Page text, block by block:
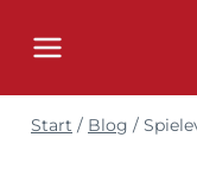
Inhalt
Start / Blog /